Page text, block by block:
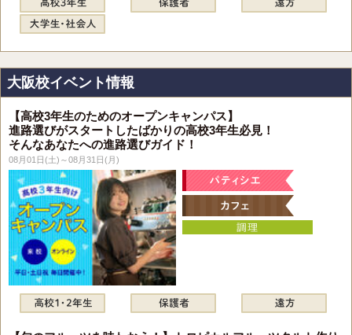
大阪校イベント情報
【高校3年生のためのオープンキャンパス】
進路選びがスタートしたばかりの高校3年生必見！
そんなあなたへの進路選びガイド！
08月01日(土)～08月31日(月)